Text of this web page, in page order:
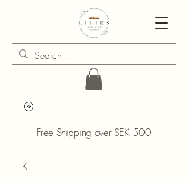
Free Shipping over SEK 500